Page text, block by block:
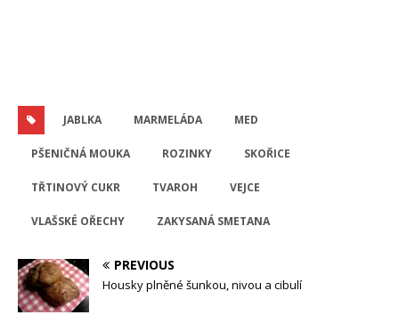
JABLKA MARMELÁDA MED
PŠENIČNÁ MOUKA ROZINKY SKOŘICE
TŘTINOVÝ CUKR TVAROH VEJCE
VLAŠSKÉ OŘECHY ZAKYSANÁ SMETANA
PREVIOUS
Housky plněné šunkou, nivou a cibulí